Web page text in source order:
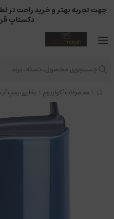
محصولات آکواریوم بخاری،پمپ
جهت تجربه بهتر و خرید راحت تر
دکستاپ
جستجوی محصول، دسته، برند...